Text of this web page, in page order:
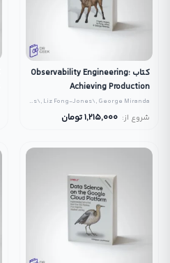
کتاب Observability Engineering:
Achieving Production
Excellence
Charity Majors\, Liz Fong-Jones\, George Miranda
شروع از: 1,215,000تومان